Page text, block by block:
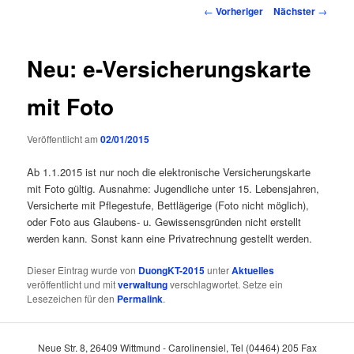
Beitragsnavigation
← Vorheriger Nächster →
Neu: e-Versicherungskarte
mit Foto
Veröffentlicht am02/01/2015
Ab 1.1.2015 ist nur noch die elektronische Versicherungskarte
mit Foto gültig. Ausnahme: Jugendliche unter 15. Lebensjahren,
Versicherte mit Pflegestufe, Bettlägerige (Foto nicht möglich),
oder Foto aus Glaubens- u. Gewissensgründen nicht erstellt
werden kann. Sonst kann eine Privatrechnung gestellt werden.
Dieser Eintrag wurde von DuongKT-2015unterAktuelles
veröffentlicht und mitverwaltungverschlagwortet. Setze ein
Lesezeichen für den Permalink.
Neue Str. 8, 26409 Wittmund - Carolinensiel, Tel (04464) 205 Fax